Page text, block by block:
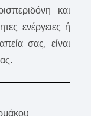
και
ενέργειες ή
σας, είναι